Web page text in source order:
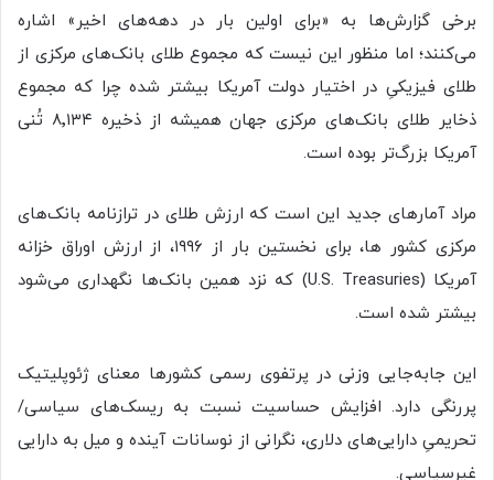
برخی گزارش‌ها به «برای اولین بار در دهه‌های اخیر» اشاره
می‌کنند؛ اما منظور این نیست که مجموع طلای بانک‌های مرکزی از
طلای فیزیکیِ در اختیار دولت آمریکا بیشتر شده چرا که مجموع
ذخایر طلای بانک‌های مرکزی جهان همیشه از ذخیره ۸٬۱۳۴ تُنی
آمریکا بزرگ‌تر بوده است.
مراد آمارهای جدید این است که ارزش طلای در ترازنامه بانک‌های
مرکزی کشور ها، برای نخستین بار از ۱۹۹۶، از ارزش اوراق خزانه
آمریکا (U.S. Treasuries) که نزد همین بانک‌ها نگهداری می‌شود
بیشتر شده است.
این جابه‌جایی وزنی در پرتفوی رسمی کشورها معنای ژئوپلیتیک
پررنگی دارد. افزایش حساسیت نسبت به ریسک‌های سیاسی/
تحریمیِ دارایی‌های دلاری، نگرانی از نوسانات آینده و میل به دارایی
غیرسیاسی.